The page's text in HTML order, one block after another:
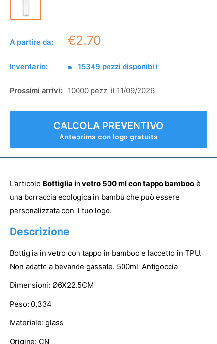
A partire da: €2.70
Inventario: 15349 pezzi disponibili
Prossimi arrivi: 10000 pezzi il 11/09/2026
CALCOLA PREVENTIVO
Anteprima con logo gratuita
L'articolo Bottiglia in vetro 500 ml con tappo bamboo è
una borraccia ecologica in bambù che può essere
personalizzata con il tuo logo.
Descrizione
Bottiglia in vetro con tappo in bamboo e laccetto in TPU.
Non adatto a bevande gassate. 500ml. Antigoccia
Dimensioni: Ø6X22.5CM
Peso: 0,334
Materiale: glass
Origine: CN